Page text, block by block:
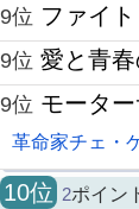
9位 ファイ
9位 愛と青
9位 モータ
革命家チェ・
10位 2ポイン